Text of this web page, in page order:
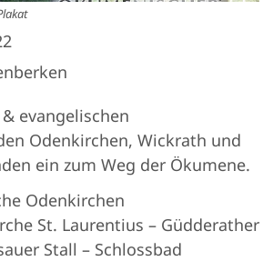
evangelischen
Odenkirchen, Wickrath und
ein zum Weg der Ökumene.
Odenkirchen
St. Laurentius – Güdderather
Stall – Schlossbad